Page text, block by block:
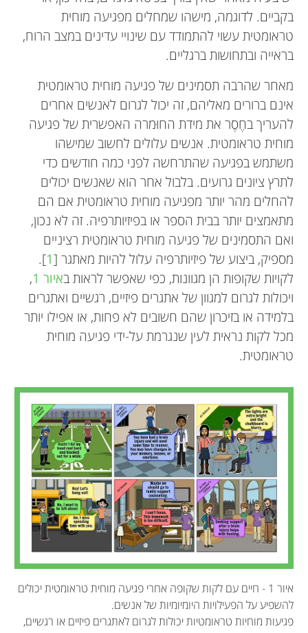
בקביים. לדוגמה, מישהו שמחלים מפגיעה מוחית
טראומטית עשוי להתמודד עם שינויי עדינים במצב הרוח,
בראייה ובתחושות ברגליים.
מאחר שהרבה תסמינים של פגיעה מוחית טראומטית
אינם ברורים מאליהם, זה יכול לגרום לאנשים אחרים
להעריך בחֶסֶר את מידת החוּמרה האפשרית של פגיעה
מוחית טראומטית. אנשים עלולים לחשוב שמישהו
משתמש בפגיעה שהתרחשה לפני כמה חודשים כדי
לתרץ ציונים גרועים. בלבול אחר הוא שאנשים יכולים
להחלים מהר יותר מפגיעה מוחית טראומטית אם הם
מתאמצים יותר בבית הספר או בפיזיותרפיה. זה לא נכון,
ואם התסמינים של פגיעה מוחית טראומטית רציניים
מספיק, ביצוע של פיזיותרפיה עלול להיות מאתגר [1
].
לקויות שקופות הן מגוונות, כפי שאפשר לראות באיור 1
,
ויכולות לגרום למגוון של אתגרים פיזיים, רגשיים ואתגרים
בלמידה או בזיכרון שהם חשובים לא פחות, או אפילו יותר
מכל לקות נראית לעין שנגרמת על-ידי פגיעה מוחית
טראומטית.
איור 1 - חיים עם לקות שקופה אחרי פגיעה מוחית טראומטית יכולים
להשפיע על הפעילויות היומיומיות של אנשים.
פגיעות מוחיות טראומטיות יכולות לגרום לאתגרים פיזיים או רגשיים,